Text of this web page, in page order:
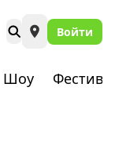
Войти
Шоу